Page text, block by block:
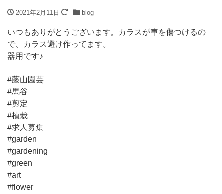
2021年2月11日 blog
いつもありがとうございます。カラスが車を傷つけるの
で、カラス避け作ってます。
器用です♪
#藤山園芸
#馬谷
#剪定
#植栽
#求人募集
#garden
#gardening
#green
#art
#flower